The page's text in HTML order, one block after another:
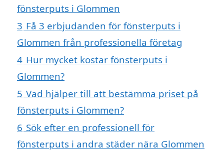
fönsterputs i Glommen
3 Få 3 erbjudanden för fönsterputs i
Glommen från professionella företag
4 Hur mycket kostar fönsterputs i
Glommen?
5 Vad hjälper till att bestämma priset på
fönsterputs i Glommen?
6 Sök efter en professionell för
fönsterputs i andra städer nära Glommen